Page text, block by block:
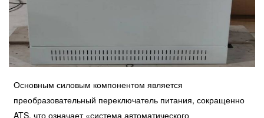
Основным силовым компонентом является
преобразовательный переключатель питания, сокращенно
ATS, что означает «система автоматического